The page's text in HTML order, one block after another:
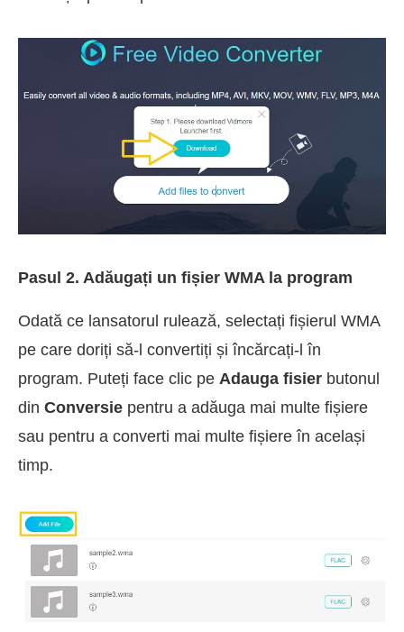
Pasul 2. Adăugați un fișier WMA la program
Odată ce lansatorul rulează, selectați fișierul WMA
pe care doriți să-l convertiți și încărcați-l în
program. Puteți face clic pe Adauga fisier butonul
din Conversie pentru a adăuga mai multe fișiere
sau pentru a converti mai multe fișiere în același
timp.